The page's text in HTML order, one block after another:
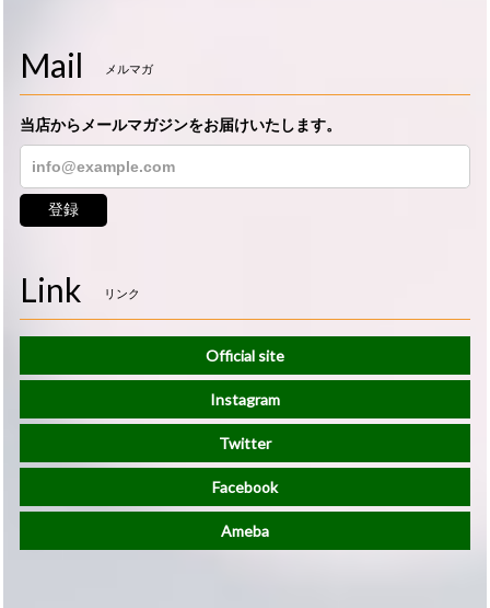
Mail メルマガ
当店からメールマガジンをお届けいたします。
登録
Link リンク
Official site
Instagram
Twitter
Facebook
Ameba